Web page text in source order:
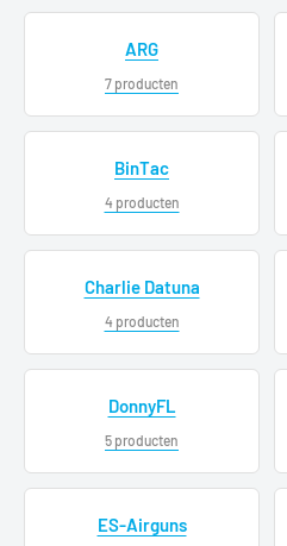
ARG
7 producten
BinTac
4 producten
Charlie Datuna
4 producten
DonnyFL
5 producten
ES-Airguns